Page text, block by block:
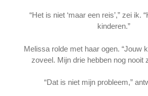
“Het is niet ‘maar een reis’,” zei ik.
kinderen.”
Melissa rolde met haar ogen. “Jouw
zoveel. Mijn drie hebben nog nooit
“Dat is niet mijn probleem,”